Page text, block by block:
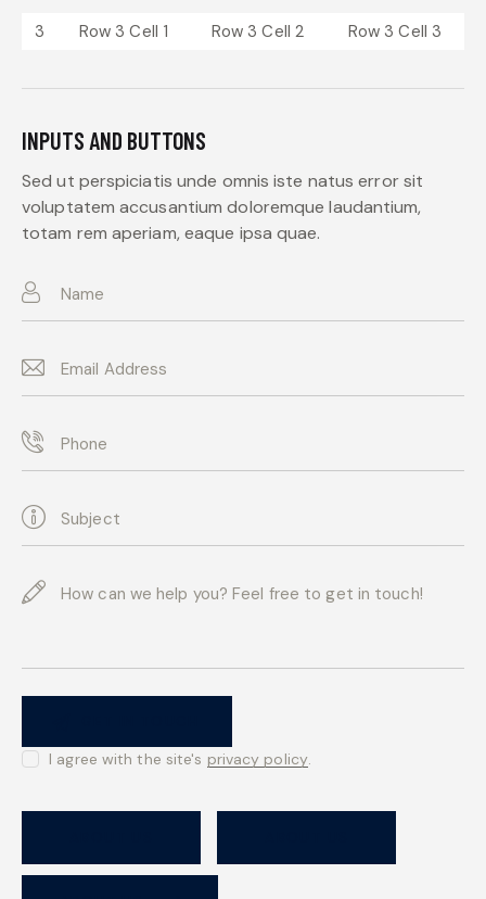
3
Row 3 Cell 1 Row 3 Cell 2 Row 3 Cell 3
INPUTS AND BUTTONS
Sed ut perspiciatis unde omnis iste natus error sit
voluptatem accusantium doloremque laudantium,
totam rem aperiam, eaque ipsa quae.
I agree with the site's privacy policy.